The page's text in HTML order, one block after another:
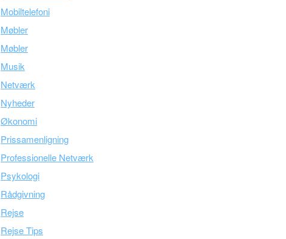
Mobiltelefoni
Møbler
Møbler
Musik
Netværk
Nyheder
Økonomi
Prissamenligning
Professionelle Netværk
Psykologi
Rådgivning
Rejse
Rejse Tips